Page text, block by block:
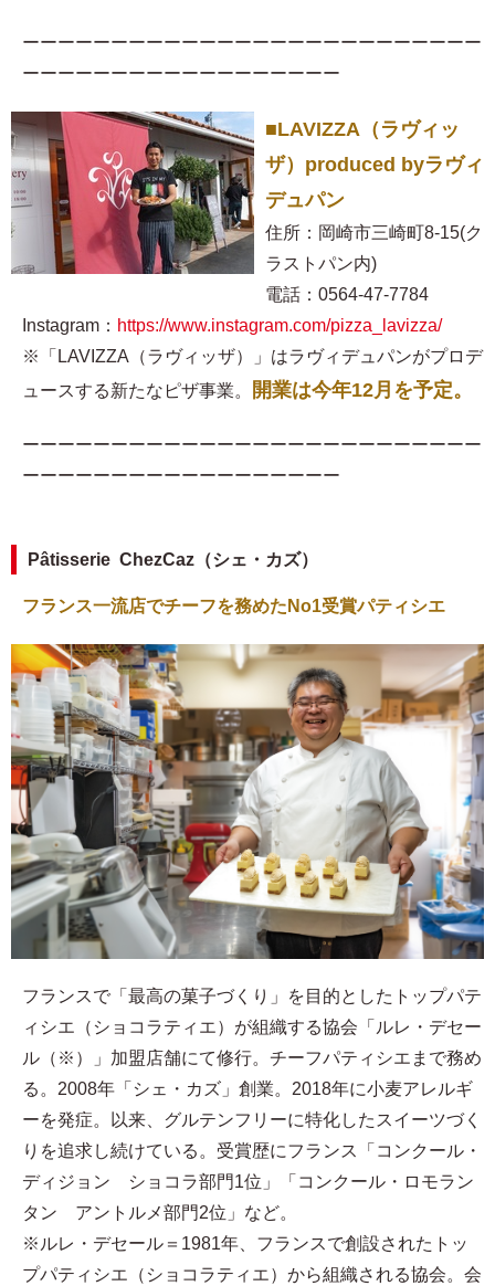
ーーーーーーーーーーーーーーーーーーーーーーーーーー
ーーーーーーーーーーーーーーーーーー
■LAVIZZA（ラヴィッ
ザ）produced byラヴィ
デュパン
住所：岡崎市三崎町8-15(ク
ラストパン内)
電話：0564-47-7784
Instagram： https://www.instagram.com/pizza_lavizza/
※「LAVIZZA（ラヴィッザ）」はラヴィデュパンがプロデ
ュースする新たなピザ事業。
開業は今年12月を予定。
ーーーーーーーーーーーーーーーーーーーーーーーーーー
ーーーーーーーーーーーーーーーーーー
Pâtisserie ChezCaz（シェ・カズ）
フランス一流店でチーフを務めたNo1受賞パティシエ
フランスで「最高の菓子づくり」を目的としたトップパテ
ィシエ（ショコラティエ）が組織する協会「ルレ・デセー
ル（※）」加盟店舗にて修行。チーフパティシエまで務め
る。2008年「シェ・カズ」創業。2018年に小麦アレルギ
ーを発症。以来、グルテンフリーに特化したスイーツづく
りを追求し続けている。受賞歴にフランス「コンクール・
ディジョン ショコラ部門1位」「コンクール・ロモラン
タン アントルメ部門2位」など。
※ルレ・デセール＝1981年、フランスで創設されたトッ
プパティシエ（ショコラティエ）から組織される協会。会